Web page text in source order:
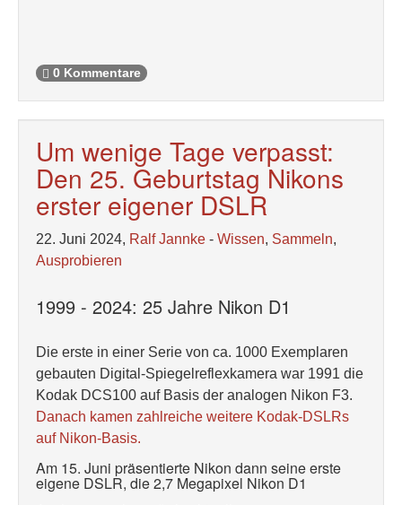
0 Kommentare
Um wenige Tage verpasst:
Den 25. Geburtstag Nikons
erster eigener DSLR
22. Juni 2024, Ralf Jannke - Wissen, Sammeln,
Ausprobieren
1999 - 2024: 25 Jahre Nikon D1
Die erste in einer Serie von ca. 1000 Exemplaren
gebauten Digital-Spiegelreflexkamera war 1991 die
Kodak DCS100 auf Basis der analogen Nikon F3.
Danach kamen zahlreiche weitere Kodak-DSLRs
auf Nikon-Basis.
Am 15. Juni präsentierte Nikon dann seine erste
eigene DSLR, die 2,7 Megapixel Nikon D1